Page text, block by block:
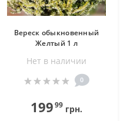
Вереск обыкновенный
Желтый 1 л
Нет в наличии
0
19999 грн.